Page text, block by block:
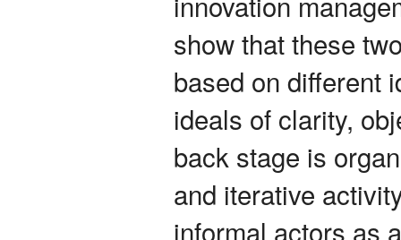
show that these
based on different
ideals of clarity,
back stage is
and iterative
informal actors as